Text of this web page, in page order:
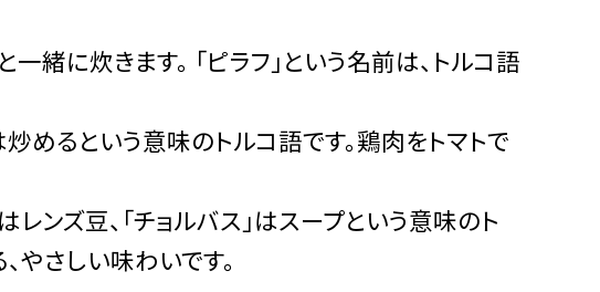
緒に炊きます。 「ピラフ」という名前は、トルコ語
炒めるという意味のトルコ語です。鶏肉をトマトで
レンズ豆、「チョルバス」はスープという意味のト
やさしい味わいです。